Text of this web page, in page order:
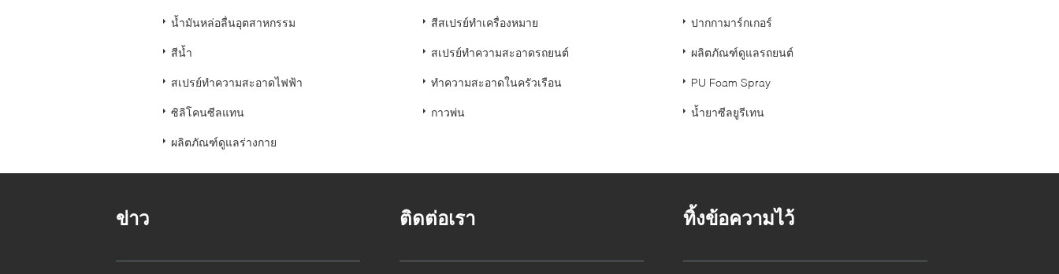
น้ำมันหล่อลื่นอุตสาหกรรม สีสเปรย์ทำเครื่องหมาย ปากกามาร์กเกอร์
สีน้ำ สเปรย์ทำความสะอาดรถยนต์ ผลิตภัณฑ์ดูแลรถยนต์
สเปรย์ทำความสะอาดไฟฟ้า ทำความสะอาดในครัวเรือน PU Foam Spray
ซิลิโคนซีลแทน กาวพ่น น้ำยาซีลยูรีเทน
ผลิตภัณฑ์ดูแลร่างกาย
ข่าว ติดต่อเรา ทิ้งข้อความไว้